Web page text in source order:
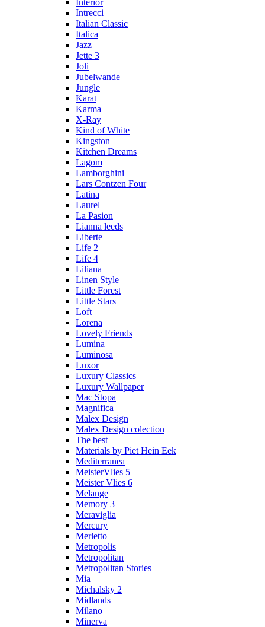
Interior
Intrecci
Italian Classic
Italica
Jazz
Jette 3
Joli
Jubelwande
Jungle
Karat
Karma
Х-Ray
Kind of White
Kingston
Kitchen Dreams
Lagom
Lamborghini
Lars Contzen Four
Latina
Laurel
La Pasion
Lianna leeds
Liberte
Life 2
Life 4
Liliana
Linen Style
Little Forest
Little Stars
Loft
Lorena
Lovely Friends
Lumina
Luminosa
Luxor
Luxury Classics
Luxury Wallpaper
Mac Stopa
Magnifica
Malex Design
Malex Design colection
The best
Materials by Piet Hein Eek
Mediterranea
MeisterVlies 5
Meister Vlies 6
Melange
Memory 3
Meraviglia
Mercury
Merletto
Metropolis
Metropolitan
Metropolitan Stories
Mia
Michalsky 2
Midlands
Milano
Minerva